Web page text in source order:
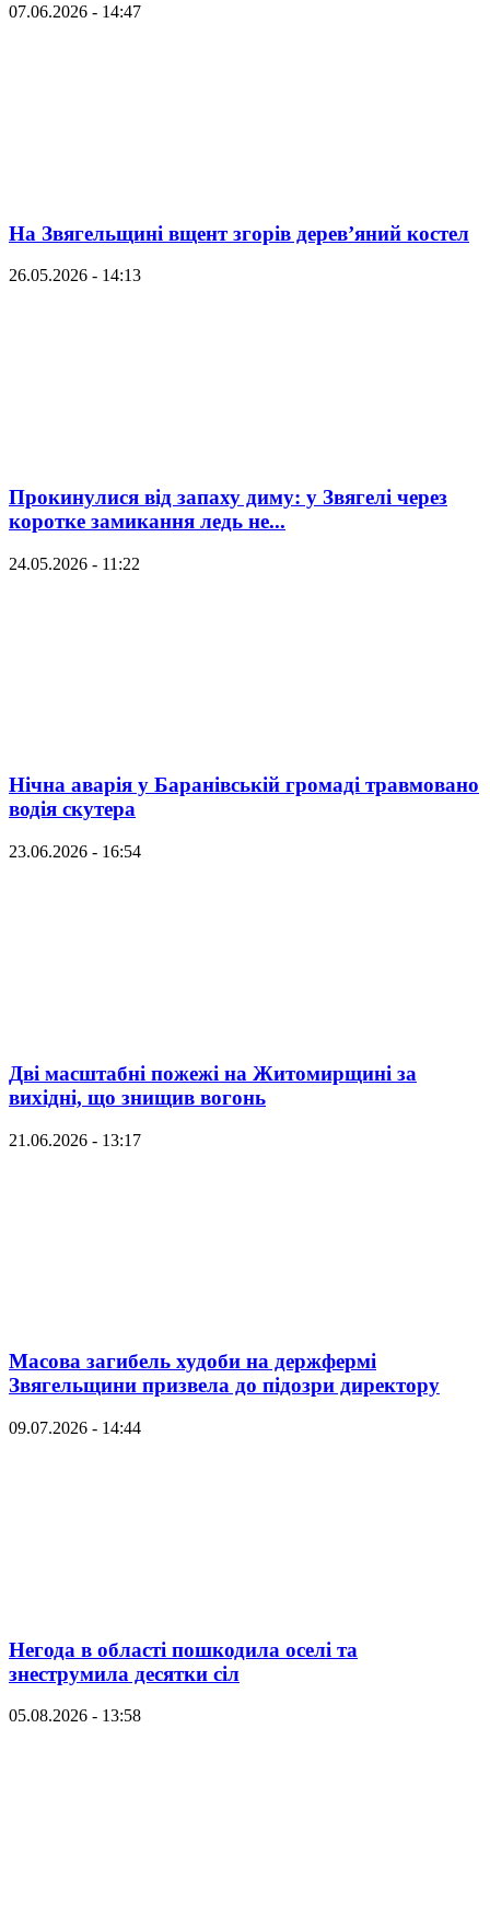
07.06.2026 - 14:47
На Звягельщині вщент згорів дерев’яний костел
26.05.2026 - 14:13
Прокинулися від запаху диму: у Звягелі через
коротке замикання ледь не...
24.05.2026 - 11:22
Нічна аварія у Баранівській громаді травмовано
водія скутера
23.06.2026 - 16:54
Дві масштабні пожежі на Житомирщині за
вихідні, що знищив вогонь
21.06.2026 - 13:17
Масова загибель худоби на держфермі
Звягельщини призвела до підозри директору
09.07.2026 - 14:44
Негода в області пошкодила оселі та
знеструмила десятки сіл
05.08.2026 - 13:58